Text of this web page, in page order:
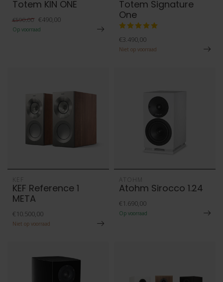
Totem KIN ONE
€590,00 €490,00
Op voorraad
Totem Signature
One
€3.490,00
Niet op voorraad
KEF
KEF Reference 1
META
€10.500,00
Niet op voorraad
ATOHM
Atohm Sirocco 1.24
€1.690,00
Op voorraad